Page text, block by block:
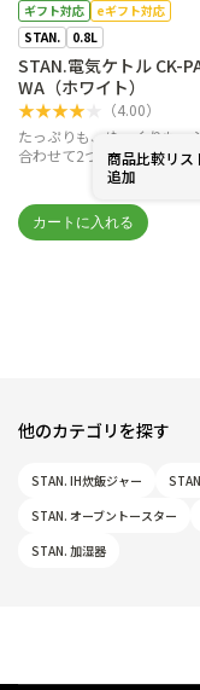
ギフト対応
eギフト対応
STAN.
0.8L
STAN.電気ケトル CK-
WA（ホワイト）
★★★★ （4.00）
たっぷりも、ゆっくりも。
合わせて2つの注ぎ方が選べ
商品比較リス
追加
他のカテゴリを探す
STAN. IH炊飯ジャー
STAN. オーブントースター
STAN. 加湿器